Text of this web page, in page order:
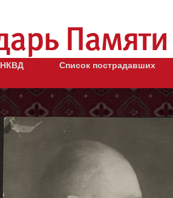
НКВД
Список пострадавших